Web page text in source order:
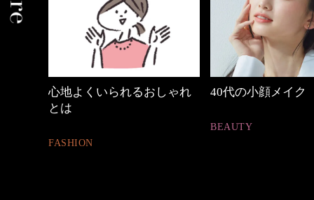
心地よくいられるおしゃれ
とは
FASHION
40代の小顔メイク
BEAUTY